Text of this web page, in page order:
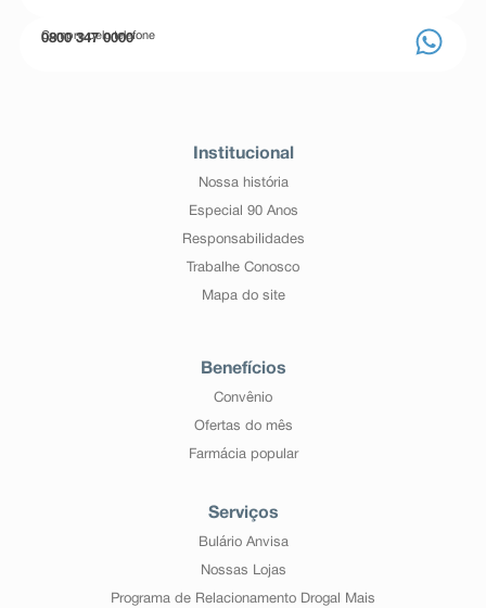
Compre pelo telefone
0800 347 0000
Institucional
Nossa história
Especial 90 Anos
Responsabilidades
Trabalhe Conosco
Mapa do site
Benefícios
Convênio
Ofertas do mês
Farmácia popular
Serviços
Bulário Anvisa
Nossas Lojas
Programa de Relacionamento Drogal Mais